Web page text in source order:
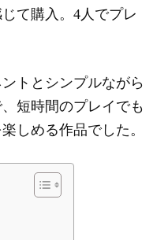
て購入。4人でプレ
トとシンプルながら
短時間のプレイでも
しめる作品でした。